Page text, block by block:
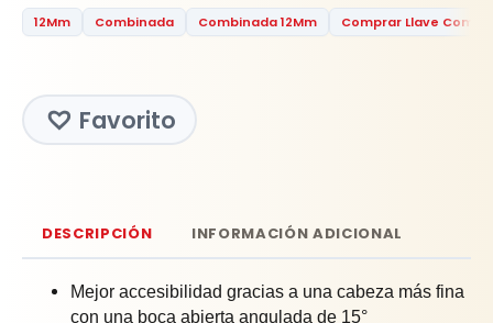
12Mm
Combinada Combinada 12Mm Comprar Llave
Favorito
DESCRIPCIÓN INFORMACIÓN ADICIONAL
Mejor accesibilidad gracias a una cabeza más fina
con una boca abierta angulada de 15°